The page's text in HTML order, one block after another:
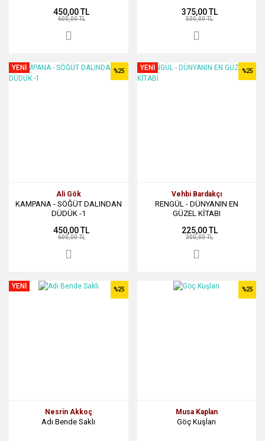
450,00 TL
600,00 TL
375,00 TL
500,00 TL
YENİ
Ali Gök
KAMPANA - SÖĞÜT DALINDAN
DÜDÜK -1
%25
450,00 TL
600,00 TL
YENİ
Vehbi Bardakçı
RENGÜL - DÜNYANIN EN
GÜZEL KİTABI
%25
225,00 TL
300,00 TL
YENİ
Nesrin Akkoç
Adı Bende Saklı
%25
Musa Kaplan
Göç Kuşları
%25